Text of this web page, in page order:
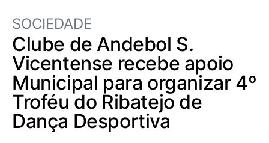
SOCIEDADE
Clube de Andebol S.
Vicentense recebe apoio
Municipal para organizar 4º
Troféu do Ribatejo de
Dança Desportiva